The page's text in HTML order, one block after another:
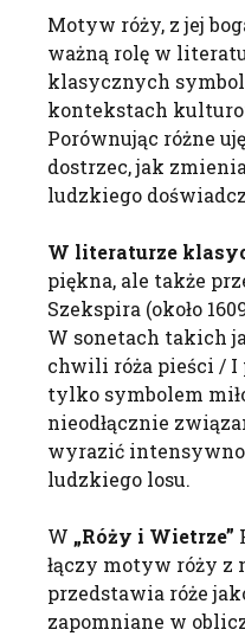
Motyw róży, z jej
ważną rolę w
klasycznych
kontekstach
Porównując różne
dostrzec, jak
ludzkiego
W literaturze
piękna, ale także
Szekspira (około
W sonetach takich
chwili róża pieści / I
tylko symbolem
nieodłącznie
wyrazić
ludzkiego losu.
W „Róży i Wietrze”
łączy motyw róży z
przedstawia róże
zapomniane w